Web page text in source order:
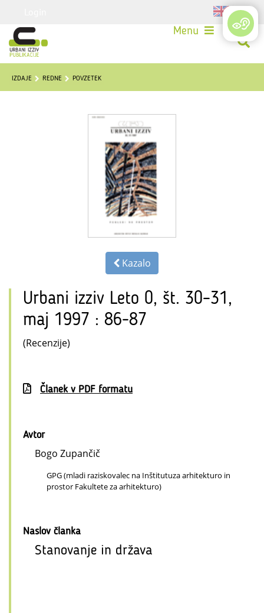
Menu
IZDAJE REDNE POVZETEK
Kazalo
Urbani izziv Leto 0, št. 30–31,
maj 1997 : 86-87
(Recenzije)
Članek v PDF formatu
Avtor
Bogo Zupančič
GPG (mladi raziskovalec na Inštitutuza arhitekturo in
prostor Fakultete za arhitekturo)
Naslov članka
Stanovanje in država